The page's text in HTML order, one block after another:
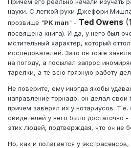
науки. С легкой руки Джеффри
прозвище "PK man" - Ted Owens
посвящена книга). И да, у него был
мстительный характер, который
исследователей. Зато он тоже
на погоду, а посылал запрос
тарелки, а те всю грязную работу
Не поверите, ему иногда якобы
направление торнадо, он делал свои
причем заверял их у нотариусов.
свидетелей у него было достаточно
этих людей, подтверждая, что он не
Но, как и полагается у